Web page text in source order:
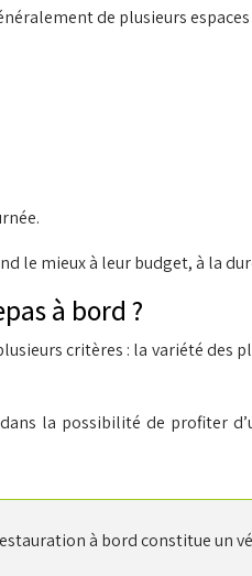
de plusieurs
le mieux à leur budget, à la
à bord ?
critères : la variété
la possibilité de profiter
à bord constitue un